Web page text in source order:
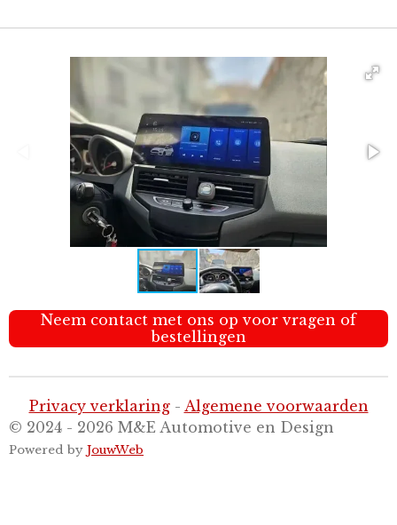
Neem contact met ons op voor vragen of
bestellingen
Privacy verklaring- Algemene voorwaarden
© 2024 - 2026 M&E Automotive en Design
Powered by JouwWeb